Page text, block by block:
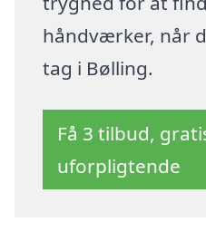
håndværker, når
tag i Bølling.
Få 3 tilbud,
uforpligtende